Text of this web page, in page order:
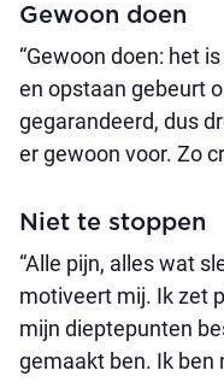
Gewoon doen
“Gewoon doen: het
en opstaan gebeurt
gegarandeerd, dus
er gewoon voor. Zo
Niet te stoppen
“Alle pijn, alles wat
motiveert mij. Ik zet
mijn dieptepunten
gemaakt ben. Ik ben